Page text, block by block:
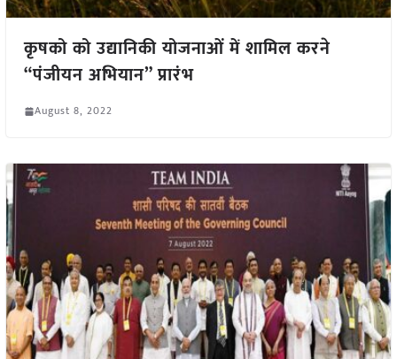
कृषको को उद्यानिकी योजनाओं में शामिल करने
“पंजीयन अभियान” प्रारंभ
August 8, 2022